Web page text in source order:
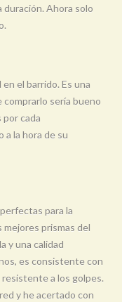
duración. Ahora solo
el barrido. Es una
comprarlo sería bueno
por cada
la hora de su
para la
prismas del
y una calidad
es consistente con
resistente a los golpes.
y he acertado con